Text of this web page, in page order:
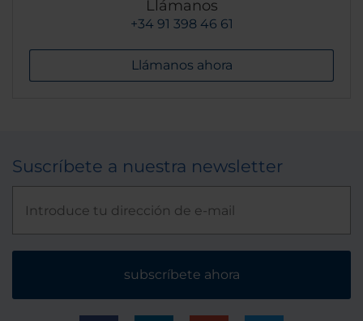
Llámanos
+34 91 398 46 61
Llámanos ahora
Suscríbete a nuestra newsletter
subscríbete ahora